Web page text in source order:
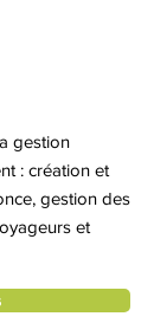
gestion
: création et
gestion des
et